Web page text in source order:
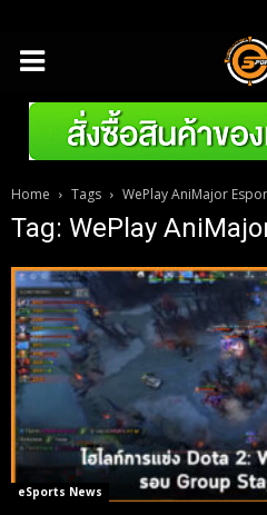
Home Tags WePlay AniMajor
Tag: WePlay
eSports News